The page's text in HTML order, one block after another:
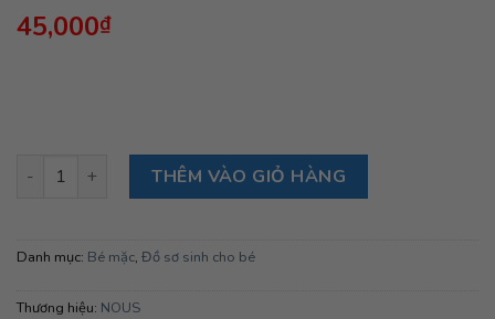
45,000₫
Yếm hồng hoạ tiết hạt dẻ Nous số lượng
THÊM VÀO GIỎ HÀNG
Danh mục: Bé mặc, Đồ sơ sinh cho bé
Thương hiệu: NOUS